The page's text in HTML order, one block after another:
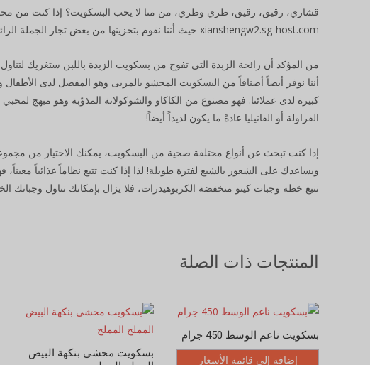
قشاري، رقيق، رقيق، طري وطري، من منا لا يحب البسكويت؟ إذا كنت من
xianshengw2.sg-host.com حيث أننا نقوم بتخزينها من بعض تجار الجملة الرائدين من جميع أنحاء العالم! تشكيلة البسكويت لدينا متنوعة ومليئة بالمرح.
من المؤكد أن رائحة الزبدة التي تفوح من بسكويت الزبدة باللبن ستغريك
أننا نوفر أيضاً أصنافاً من البسكويت المحشو بالمربى وهو المفضل لدى
كبيرة لدى عملائنا. فهو مصنوع من الكاكاو والشوكولاتة المذوّبة وهو مبهج
الفراولة أو الفانيليا عادةً ما يكون لذيذاً أيضاً!
إذا كنت تبحث عن أنواع مختلفة صحية من البسكويت، يمكنك الاختيار من
ويساعدك على الشعور بالشبع لفترة طويلة! لذا إذا كنت تتبع نظاماً غذائياً معيناً،
تتبع خطة وجبات كيتو منخفضة الكربوهيدرات، فلا يزال بإمكانك تناول وجباتك
المنتجات ذات الصلة
بسكويت محشي بنكهة البيض
بسكويت ناعم الوسط 450 جرام
إضافة إلى قائمة الأسعار